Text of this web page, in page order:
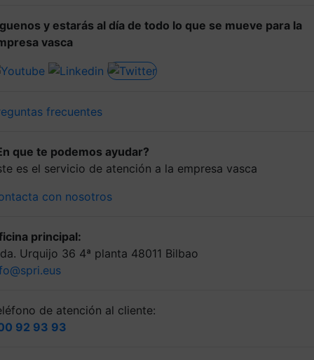
y estarás al día de todo lo que se mueve para la
vasca
frecuentes
que te podemos ayudar?
es el servicio de atención a la empresa vasca
con nosotros
principal:
Urquijo 36 4ª planta 48011 Bilbao
de atención al cliente:
92 93 93